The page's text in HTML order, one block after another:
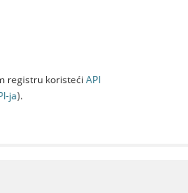
registru koristeći API
jа).